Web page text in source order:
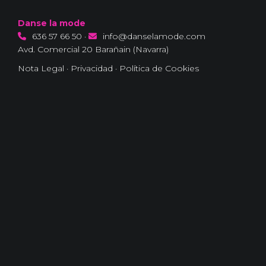
Danse la mode
636 57 66 50 ·
info@danselamode.com
Avd. Comercial 20 Barañain (Navarra)
Nota Legal · Privacidad · Política de Cookies